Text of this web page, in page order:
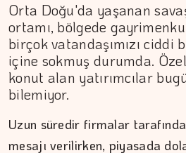
Orta Doğu'da yaşanan
ortamı, bölgede
birçok vatandaşımızı ciddi
içine sokmuş durumda.
konut alan yatırımcılar
bilemiyor.
Uzun süredir firmalar
mesajı verilirken, piyasada